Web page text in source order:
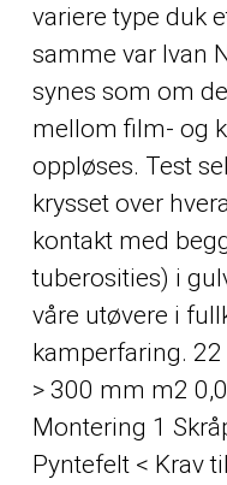
variere type duk
samme var Ivan
synes som om
mellom film- og
oppløses. Test
krysset over
kontakt med
tuberosities) i
våre utøvere i
kamperfaring.
> 300 mm m2
Montering 1
Pyntefelt < Krav